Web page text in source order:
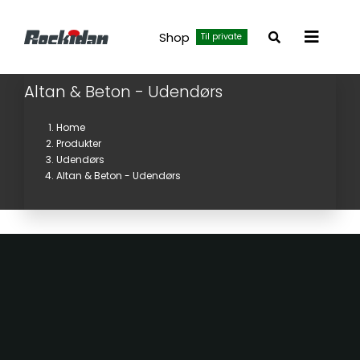
Shop Til private
Toggle
Altan & Beton - Udendørs
Home
Produkter
Udendørs
Altan & Beton - Udendørs